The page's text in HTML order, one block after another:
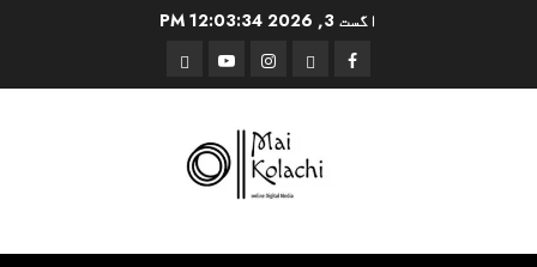
اگست 3, 2026 12:03:34 PM
Facebook
Instagram
YouTube
Threads